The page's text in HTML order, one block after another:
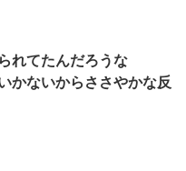
れてたんだろうな
かないからささやかな反